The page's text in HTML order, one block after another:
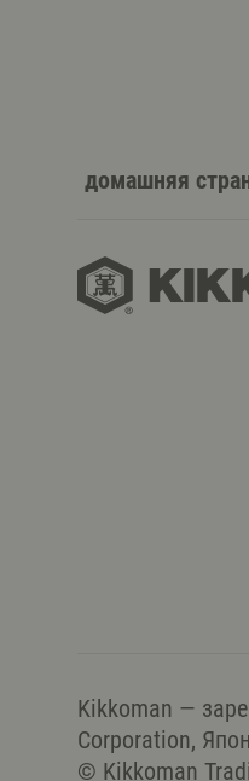
домашняя
Kikkoman —
Corporation,
© Kikkoman